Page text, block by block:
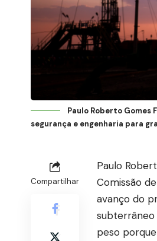
Paulo Roberto Gomes
segurança e engenharia para
Compartilhar
Paulo
Comissão
avanço do
subterrâneo
peso